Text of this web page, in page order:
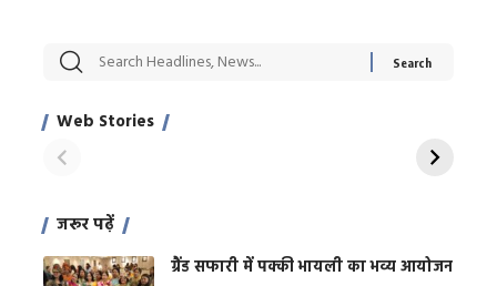
Web Stories
सट्टेबाजी में अरेस्ट हुए
साहिल खान
रोज एक कच्चे लहसुन
जरूर पढ़ें
ग्रैंड सफारी में पक्की भायली का भव्य आयोजन